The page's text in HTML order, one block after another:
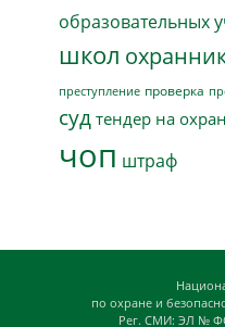
образовательных
школ
преступление проверка
суд тендер на
чоп штраф
по охране и
Рег. СМИ: ЭЛ № ФС